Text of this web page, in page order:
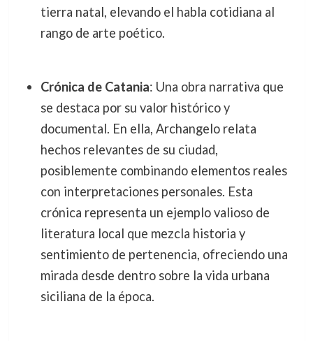
tierra natal, elevando el habla cotidiana al
rango de arte poético.
Crónica de Catania: Una obra narrativa que
se destaca por su valor histórico y
documental. En ella, Archangelo relata
hechos relevantes de su ciudad,
posiblemente combinando elementos reales
con interpretaciones personales. Esta
crónica representa un ejemplo valioso de
literatura local que mezcla historia y
sentimiento de pertenencia, ofreciendo una
mirada desde dentro sobre la vida urbana
siciliana de la época.